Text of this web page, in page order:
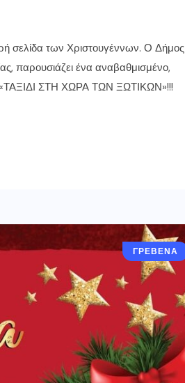
σελίδα των Χριστουγέννων. Ο Δήμος
παρουσιάζει ένα αναβαθμισμένο,
«ΤΑΞΙΔΙ ΣΤΗ ΧΩΡΑ ΤΩΝ ΞΩΤΙΚΩΝ»!!!
ΓΡΕΒΕΝΑ